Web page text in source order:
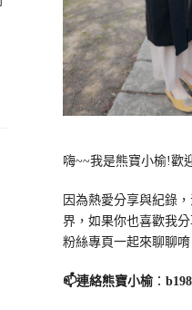
嗨~~我是熊寶小榆!歡
因為熱愛分享與紀錄
界，如果你也喜歡我
粉絲專頁一起來聊聊
📫連絡熊寶小榆：